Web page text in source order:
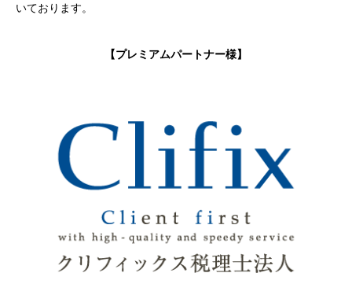
いております。
【プレミアムパートナー様】